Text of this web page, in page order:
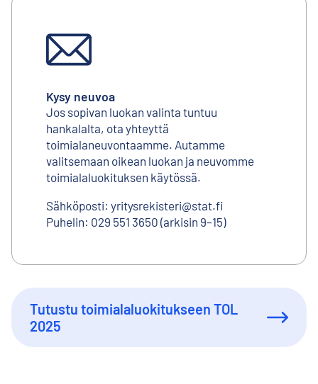
Kysy neuvoa
Jos sopivan luokan valinta tuntuu
hankalalta, ota yhteyttä
toimialaneuvontaamme. Autamme
valitsemaan oikean luokan ja neuvomme
toimialaluokituksen käytössä.
Sähköposti: yritysrekisteri@stat.fi
⁠Puhelin: 029 551 3650 (arkisin 9–15)
Tutustu toimialaluokitukseen TOL
2025